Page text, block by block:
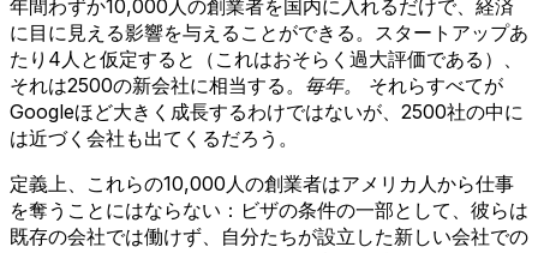
年間わずか10,000人の創業者を国内に入れるだけで、経済
に目に見える影響を与えることができる。スタートアップあ
たり4人と仮定すると（これはおそらく過大評価である）、
それは2500の新会社に相当する。 毎年。
それらすべてが
Googleほど大きく成長するわけではないが、2500社の中に
は近づく会社も出てくるだろう。
定義上、これらの10,000人の創業者はアメリカ人から仕事
を奪うことにはならない：ビザの条件の一部として、彼らは
既存の会社では働けず、自分たちが設立した新しい会社での